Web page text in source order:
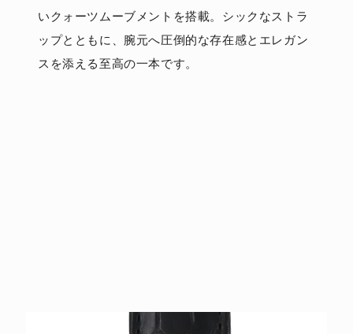
いクォーツムーブメントを搭載。シックなストラ
ップとともに、腕元へ圧倒的な存在感とエレガン
スを添える至高の一本です。